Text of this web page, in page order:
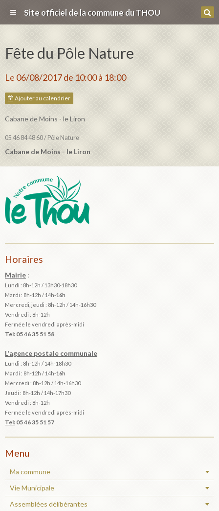
Site officiel de la commune du THOU
Fête du Pôle Nature
Le 06/08/2017de 10:00à 18:00
Ajouter au calendrier
Cabane de Moins - le Liron
05 46 84 48 60 / Pôle Nature
Cabane de Moins - le Liron
Horaires
Mairie :
Lundi : 8h-12h / 13h30-18h30
Mardi : 8h-12h / 14h-16h
Mercredi, jeudi : 8h-12h / 14h-16h30
Vendredi : 8h-12h
Fermée le vendredi après-midi
Tel: 05 46 35 51 58
L'agence postale communale
Lundi : 8h-12h / 14h-18h30
Mardi : 8h-12h / 14h-16h
Mercredi : 8h-12h / 14h-16h30
Jeudi : 8h-12h / 14h-17h30
Vendredi : 8h-12h
Fermée le vendredi après-midi
Tel: 05 46 35 51 57
Menu
Ma commune
Vie Municipale
Assemblées délibérantes